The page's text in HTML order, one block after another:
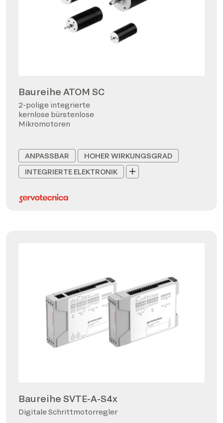
Baureihe ATOM SC
2-polige integrierte
kernlose bürstenlose
Mikromotoren
ANPASSBAR
HOHER WIRKUNGSGRAD
INTEGRIERTE ELEKTRONIK
Baureihe SVTE-A-S4x
Digitale Schrittmotorregler